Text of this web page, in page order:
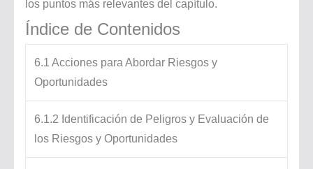
los puntos más relevantes del capítulo.
Índice de Contenidos
6.1 Acciones para Abordar Riesgos y
Oportunidades
6.1.2 Identificación de Peligros y Evaluación de
los Riesgos y Oportunidades